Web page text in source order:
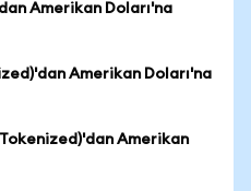
Amerikan Doları'na
Amerikan Doları'na
Amerikan